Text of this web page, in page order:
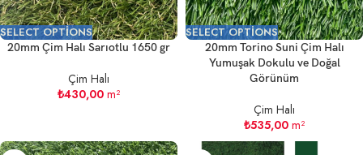
SELECT OPTIONS
20mm Çim Halı Sarıotlu 1650 gr
Çim Halı
₺430,00 m²
SELECT OPTIONS
20mm Torino Suni Çim Halı
Yumuşak Dokulu ve Doğal
Görünüm
Çim Halı
₺535,00 m²